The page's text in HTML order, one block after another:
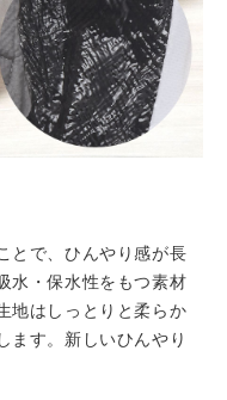
とで、ひんやり感が長
水・保水性をもつ素材
地はしっとりと柔らか
ます。新しいひんやり